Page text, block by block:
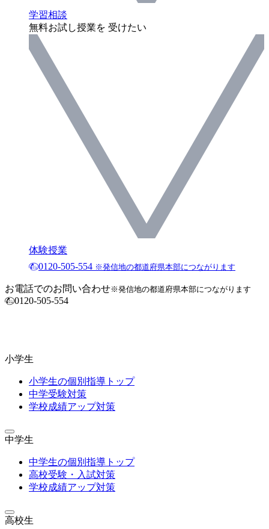
学習相談
無料お試し授業を 受けたい
体験授業
0120-505-554 ※発信地の都道府県本部につながります
お電話でのお問い合わせ※発信地の都道府県本部につながります
0120-505-554
小学生
小学生の個別指導トップ
中学受験対策
学校成績アップ対策
中学生
中学生の個別指導トップ
高校受験・入試対策
学校成績アップ対策
高校生